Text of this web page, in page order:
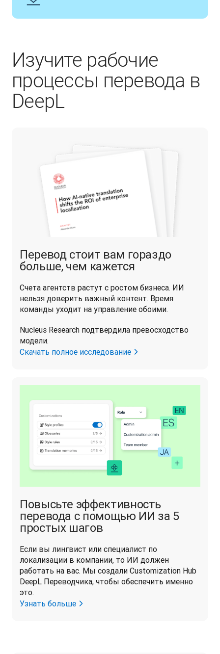
Изучите рабочие
процессы перевода в
DeepL
Перевод стоит вам гораздо
больше, чем кажется
Счета агентств растут с ростом бизнеса. ИИ
нельзя доверить важный контент. Время
команды уходит на управление обоими.
Nucleus Research подтвердила превосходство
модели.
Скачать полное исследование
Повысьте эффективность
перевода с помощью ИИ за 5
простых шагов
Если вы лингвист или специалист по
локализации в компании, то ИИ должен
работать на вас. Мы создали Customization Hub
DeepL Переводчика, чтобы обеспечить именно
это.
Узнать больше